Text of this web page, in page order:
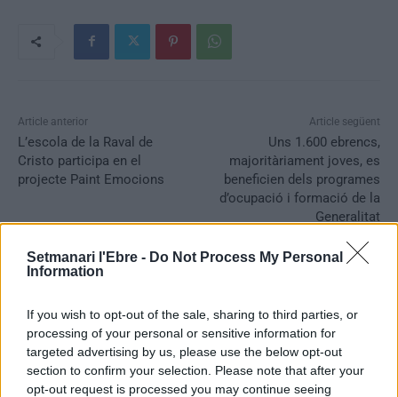
Setmanari l'Ebre - Do Not Process My Personal
Information
If you wish to opt-out of the sale, sharing to third parties, or
processing of your personal or sensitive information for
targeted advertising by us, please use the below opt-out
section to confirm your selection. Please note that after your
opt-out request is processed you may continue seeing
Article anterior
L’escola de la Raval de
Cristo participa en el
projecte Paint Emocions
Article següent
Uns 1.600 ebrencs,
majoritàriament joves, es
beneficien dels programes
d’ocupació i formació de la
Generalitat